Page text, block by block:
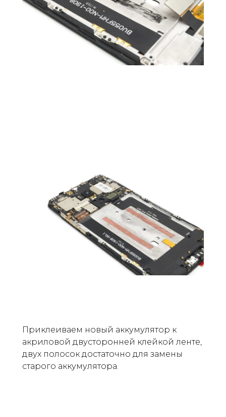
Приклеиваем новый аккумулятор к
акриловой двусторонней клейкой ленте,
двух полосок достаточно для замены
старого аккумулятора.